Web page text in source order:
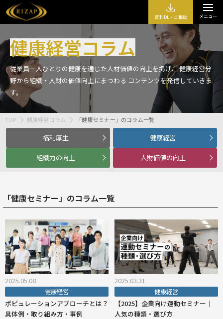
資料DL・ご相談 メニュー
健康経営コラム
従業員一人ひとりの健康を通じた人材価値の向上を掲げ、健康経営分
野から組織・人財の価値向上にまつわる コンテンツを発信していきま
す。
TOP 健康経営コラム 「健康セミナー」のコラム一覧
福利厚生 健康経営
組織力の向上 人財価値の向上
「健康セミナー」のコラム一覧
2025.05.08
健康経営
ポピュレーションアプローチとは？
具体例・取り組み方・事例
2025.03.31
健康経営
【2025】企業向け運動セミナー｜
人気の種類・選び方